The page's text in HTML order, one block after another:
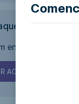
pàgina
en contacte amb
ACCESSIBILITAT